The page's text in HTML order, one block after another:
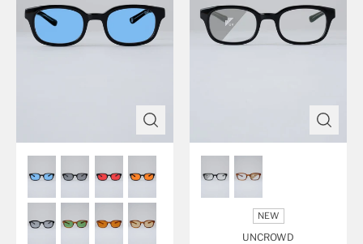
NEW
UNCROWD